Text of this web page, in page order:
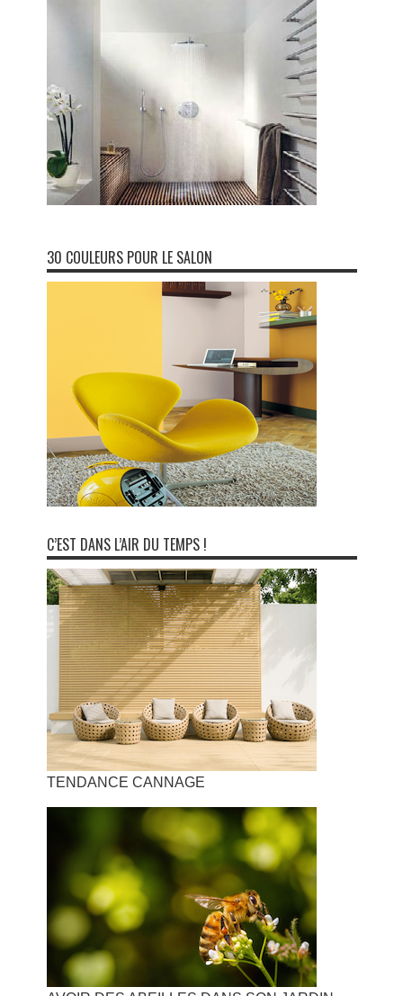
30 COULEURS POUR LE SALON
C’EST DANS L’AIR DU TEMPS !
TENDANCE CANNAGE